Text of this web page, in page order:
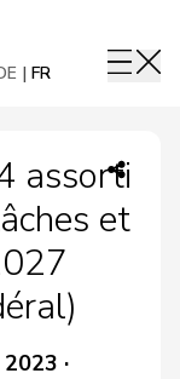
FR
assorti
et
2023 ·